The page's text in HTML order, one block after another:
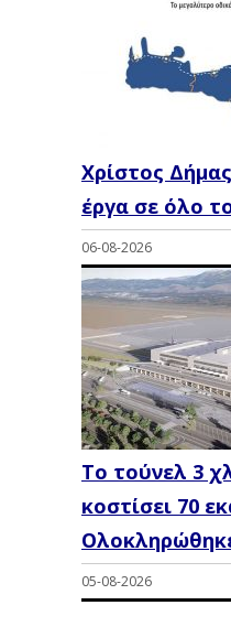
Χρίστος
έργα σε όλο
06-08-2026
Το τούνελ 3
κοστίσει 70
05-08-2026